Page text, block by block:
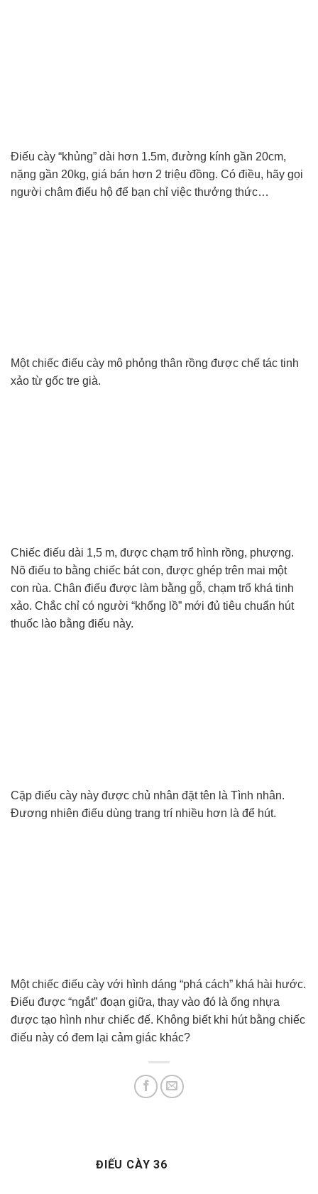
Điếu cày “khủng” dài hơn 1.5m, đường kính gần 20cm,
nặng gần 20kg, giá bán hơn 2 triệu đồng. Có điều, hãy gọi
người châm điếu hộ để bạn chỉ việc thưởng thức…
Một chiếc điếu cày mô phỏng thân rồng được chế tác tinh
xảo từ gốc tre già.
Chiếc điếu dài 1,5 m, được chạm trổ hình rồng, phượng.
Nõ điếu to bằng chiếc bát con, được ghép trên mai một
con rùa. Chân điếu được làm bằng gỗ, chạm trổ khá tinh
xảo. Chắc chỉ có người “khổng lồ” mới đủ tiêu chuẩn hút
thuốc lào bằng điếu này.
Cặp điếu cày này được chủ nhân đặt tên là Tình nhân.
Đương nhiên điếu dùng trang trí nhiều hơn là để hút.
Một chiếc điếu cày với hình dáng “phá cách” khá hài hước.
Điếu được “ngắt” đoạn giữa, thay vào đó là ống nhựa
được tạo hình như chiếc đế. Không biết khi hút bằng chiếc
điếu này có đem lại cảm giác khác?
ĐIẾU CÀY 36